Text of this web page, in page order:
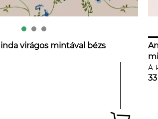
virágos mintával bézs